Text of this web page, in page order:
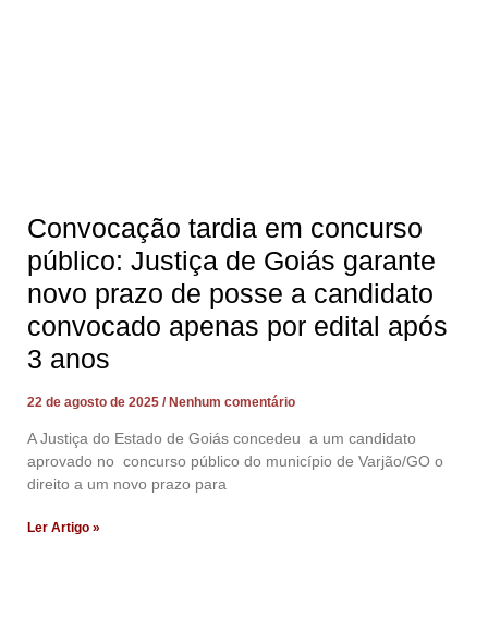
Convocação tardia em concurso
público: Justiça de Goiás garante
novo prazo de posse a candidato
convocado apenas por edital após
3 anos
22 de agosto de 2025 Nenhum comentário
A Justiça do Estado de Goiás concedeu a um candidato
aprovado no concurso público do município de Varjão/GO o
direito a um novo prazo para
Ler Artigo »